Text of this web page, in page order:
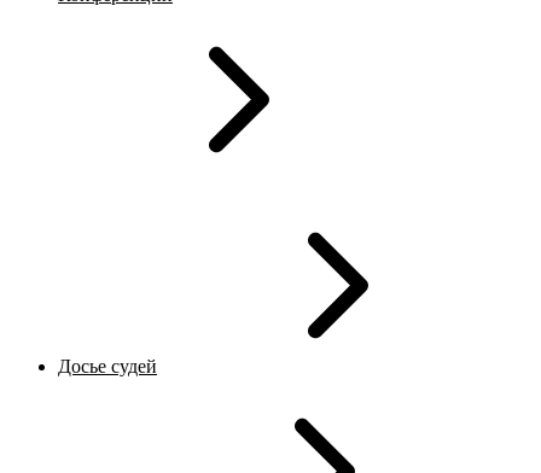
Досье судей